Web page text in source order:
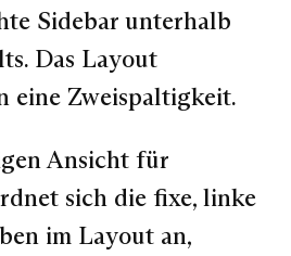
Sidebar unterhalb
Das Layout
eine Zweispaltigkeit.
Ansicht für
sich die fixe, linke
im Layout an,